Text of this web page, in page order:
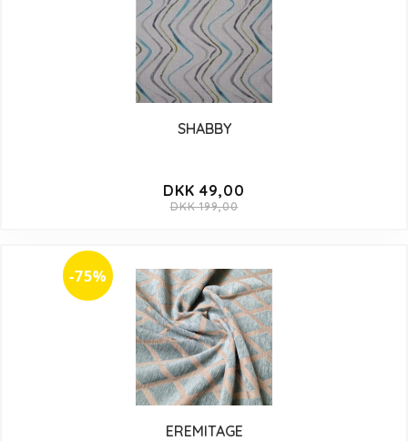
SHABBY
DKK 49,00
DKK 199,00
-75%
EREMITAGE